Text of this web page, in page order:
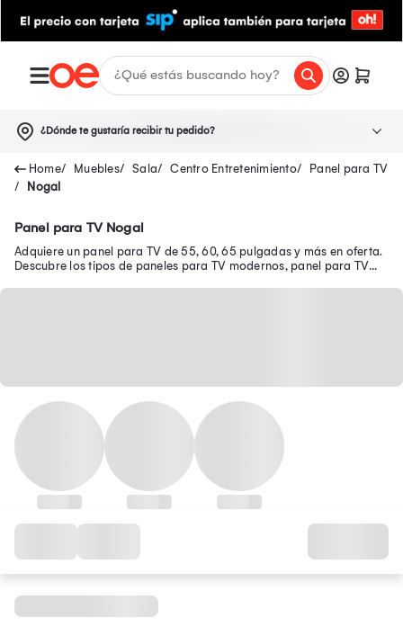
¿Dónde te gustaría recibir tu pedido?
Muebles Sala Centro Entretenimiento
Panel para TV
Nogal
Panel para TV Nogal
Adquiere un panel para TV de 55, 60, 65 pulgadas y más en oferta.
Descubre los tipos de paneles para TV modernos, panel para TV